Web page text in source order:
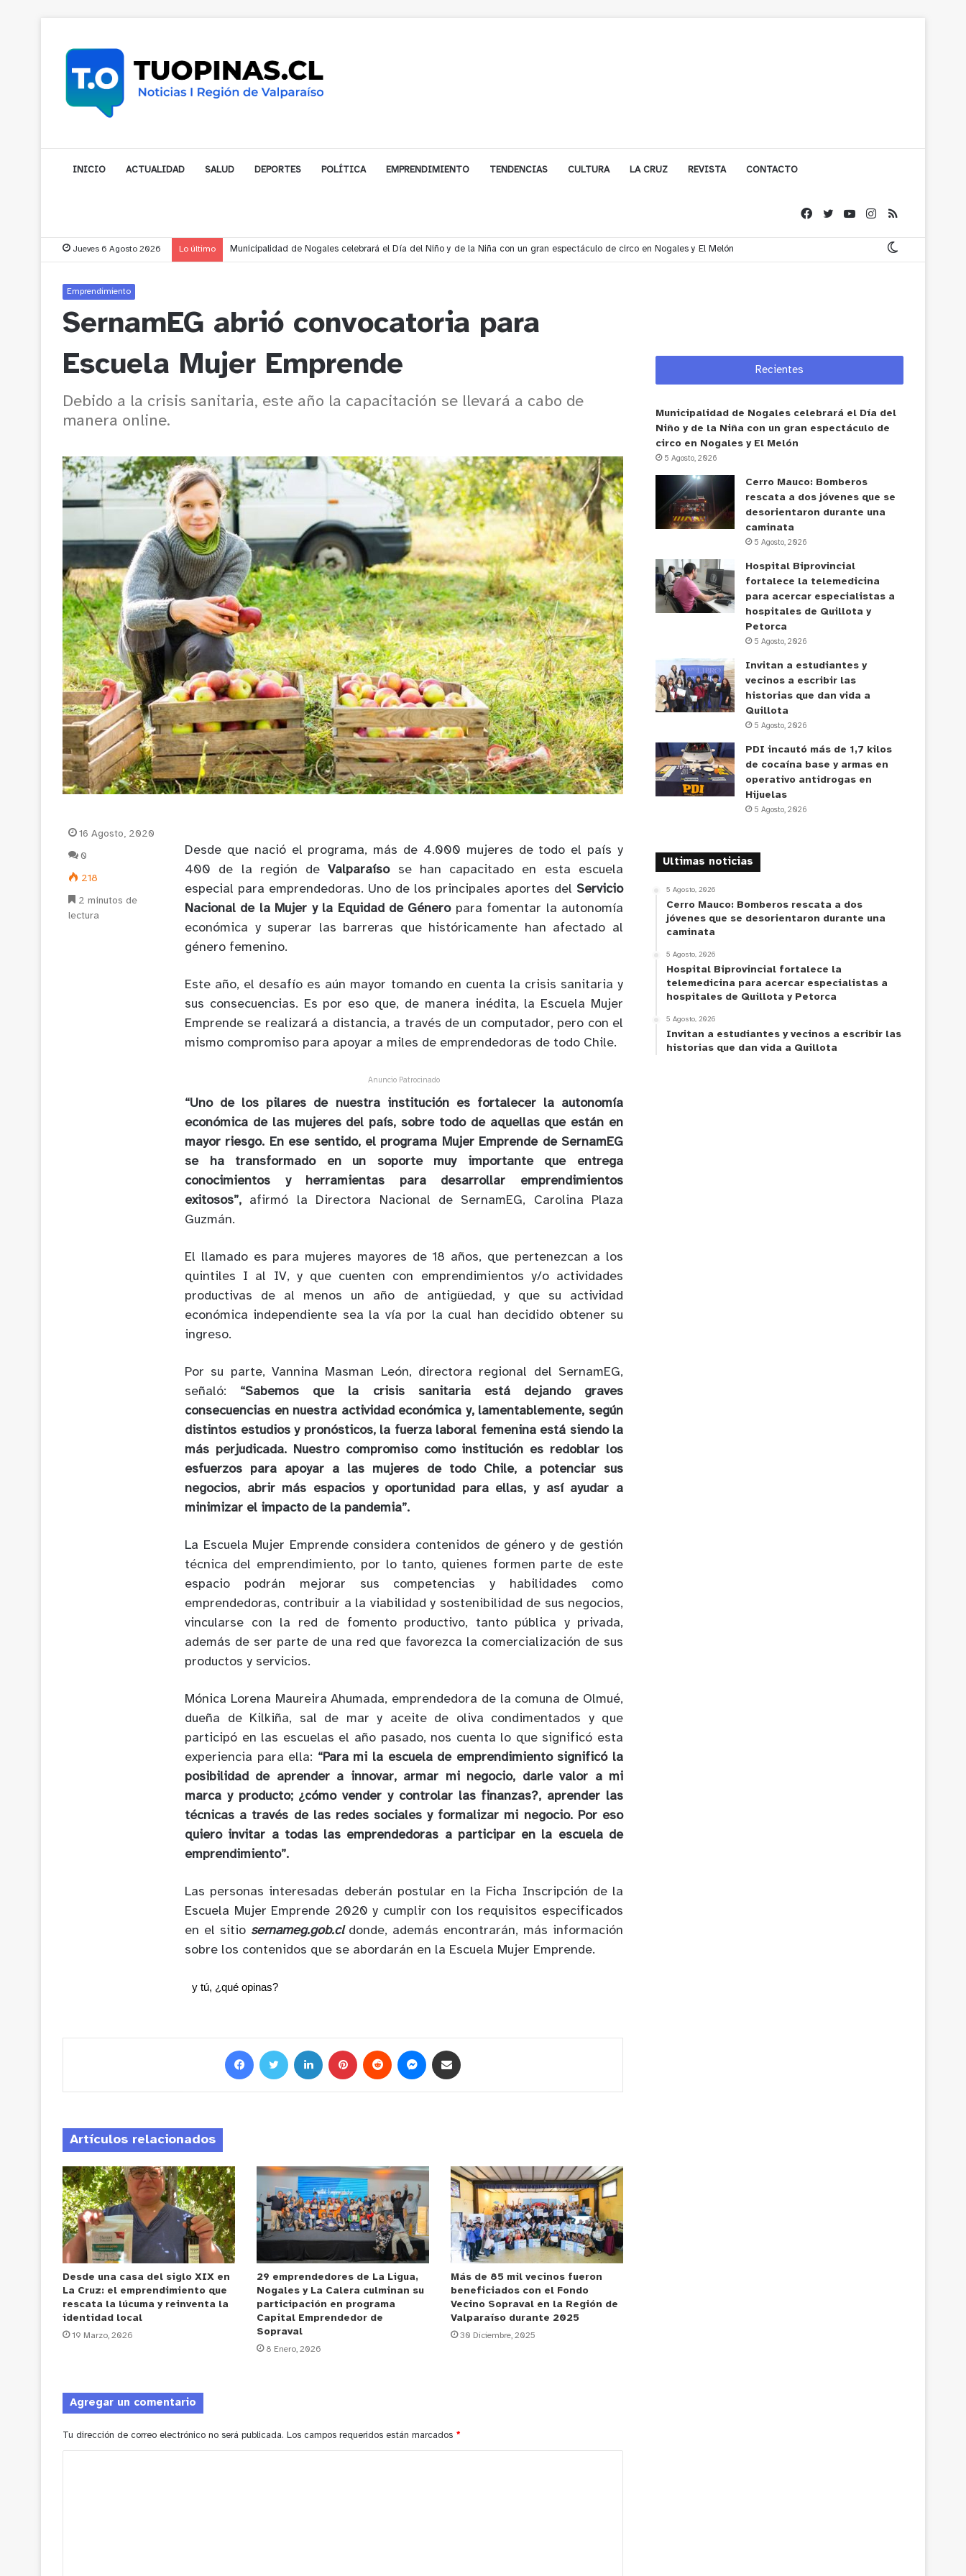
INICIO ACTUALIDAD SALUD DEPORTES POLÍTICA EMPRENDIMIENTO TENDENCIAS CULTURA LA CRUZ REVISTA CONTACTO
Jueves 6 Agosto 2026 Lo último Cerro Mauco: Bomberos rescata a dos jóvenes que se desorientaron durante una caminata
Emprendimiento
SernamEG abrió convocatoria para
Escuela Mujer Emprende
Debido a la crisis sanitaria, este año la capacitación se llevará a cabo de
manera online.
Desde que nació el programa, más de 4.000 mujeres de todo el país y
400 de la región deValparaísose han capacitado en esta escuela
especial para emprendedoras. Uno de los principales aportes del Servicio
Nacional de la Mujer y la Equidad de Géneropara fomentar la autonomía
económica y superar las barreras que históricamente han afectado al
género femenino.
Este año, el desafío es aún mayor tomando en cuenta la crisis sanitaria y
sus consecuencias. Es por eso que, de manera inédita, la Escuela Mujer
Emprende se realizará a distancia, a través de un computador, pero con el
mismo compromiso para apoyar a miles de emprendedoras de todo Chile.
Anuncio Patrocinado
“Uno de los pilares de nuestra institución es fortalecer la autonomía
económica de las mujeres del país, sobre todo de aquellas que están en
mayor riesgo. En ese sentido, el programa Mujer Emprende de SernamEG
se ha transformado en un soporte muy importante que entrega
conocimientos y herramientas para desarrollar emprendimientos
exitosos”, afirmó la Directora Nacional de SernamEG, Carolina Plaza
Guzmán.
El llamado es para mujeres mayores de 18 años, que pertenezcan a los
quintiles I al IV, y que cuenten con emprendimientos y/o actividades
productivas de al menos un año de antigüedad, y que su actividad
económica independiente sea la vía por la cual han decidido obtener su
ingreso.
Por su parte, Vannina Masman León, directora regional del SernamEG,
señaló: “Sabemos que la crisis sanitaria está dejando graves
consecuencias en nuestra actividad económica y, lamentablemente, según
distintos estudios y pronósticos, la fuerza laboral femenina está siendo la
más perjudicada. Nuestro compromiso como institución es redoblar los
esfuerzos para apoyar a las mujeres de todo Chile, a potenciar sus
negocios, abrir más espacios y oportunidad para ellas, y así ayudar a
minimizar el impacto de la pandemia”.
La Escuela Mujer Emprende considera contenidos de género y de gestión
técnica del emprendimiento, por lo tanto, quienes formen parte de este
espacio podrán mejorar sus competencias y habilidades como
emprendedoras, contribuir a la viabilidad y sostenibilidad de sus negocios,
vincularse con la red de fomento productivo, tanto pública y privada,
además de ser parte de una red que favorezca la comercialización de sus
productos y servicios.
Mónica Lorena Maureira Ahumada, emprendedora de la comuna de Olmué,
dueña de Kilkiña, sal de mar y aceite de oliva condimentados y que
participó en las escuelas el año pasado, nos cuenta lo que significó esta
experiencia para ella: “Para mi la escuela de emprendimiento significó la
posibilidad de aprender a innovar, armar mi negocio, darle valor a mi
marca y producto; ¿cómo vender y controlar las finanzas?, aprender las
técnicas a través de las redes sociales y formalizar mi negocio. Por eso
quiero invitar a todas las emprendedoras a participar en la escuela de
emprendimiento”.
Las personas interesadas deberán postular en la Ficha Inscripción de la
Escuela Mujer Emprende 2020 y cumplir con los requisitos especificados
en el sitio sernameg.gob.cldonde, además encontrarán, más información
sobre los contenidos que se abordarán en la Escuela Mujer Emprende.
y tú, ¿qué opinas?
16 Agosto, 2020
0
218
2 minutos de
lectura
Artículos relacionados
Desde una casa del siglo XIX en
La Cruz: el emprendimiento que
rescata la lúcuma y reinventa la
identidad local
19 Marzo, 2026
29 emprendedores de La Ligua,
Nogales y La Calera culminan su
participación en programa
Capital Emprendedor de
Sopraval
8 Enero, 2026
Más de 85 mil vecinos fueron
beneficiados con el Fondo
Vecino Sopraval en la Región de
Valparaíso durante 2025
30 Diciembre, 2025
Agregar un comentario
Tu dirección de correo electrónico no será publicada. Los campos requeridos están marcados *
Recientes
Municipalidad de Nogales celebrará el Día del
Niño y de la Niña con un gran espectáculo de
circo en Nogales y El Melón
5 Agosto, 2026
Cerro Mauco: Bomberos
rescata a dos jóvenes que se
desorientaron durante una
caminata
5 Agosto, 2026
Hospital Biprovincial
fortalece la telemedicina
para acercar especialistas a
hospitales de Quillota y
Petorca
5 Agosto, 2026
Invitan a estudiantes y
vecinos a escribir las
historias que dan vida a
Quillota
5 Agosto, 2026
PDI incautó más de 1,7 kilos
de cocaína base y armas en
operativo antidrogas en
Hijuelas
5 Agosto, 2026
Ultimas noticias
5 Agosto, 2026
Cerro Mauco: Bomberos rescata a dos
jóvenes que se desorientaron durante una
caminata
5 Agosto, 2026
Hospital Biprovincial fortalece la
telemedicina para acercar especialistas a
hospitales de Quillota y Petorca
5 Agosto, 2026
Invitan a estudiantes y vecinos a escribir las
historias que dan vida a Quillota